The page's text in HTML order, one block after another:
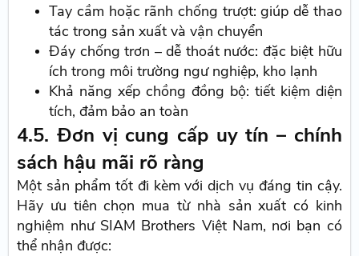
Tay cầm hoặc rãnh chống trượt: giúp dễ thao
tác trong sản xuất và vận chuyển
Đáy chống trơn – dễ thoát nước: đặc biệt hữu
ích trong môi trường ngư nghiệp, kho lạnh
Khả năng xếp chồng đồng bộ: tiết kiệm diện
tích, đảm bảo an toàn
4.5. Đơn vị cung cấp uy tín – chính
sách hậu mãi rõ ràng
Một sản phẩm tốt đi kèm với dịch vụ đáng tin cậy.
Hãy ưu tiên chọn mua từ nhà sản xuất có kinh
nghiệm như SIAM Brothers Việt Nam, nơi bạn có
thể nhận được: